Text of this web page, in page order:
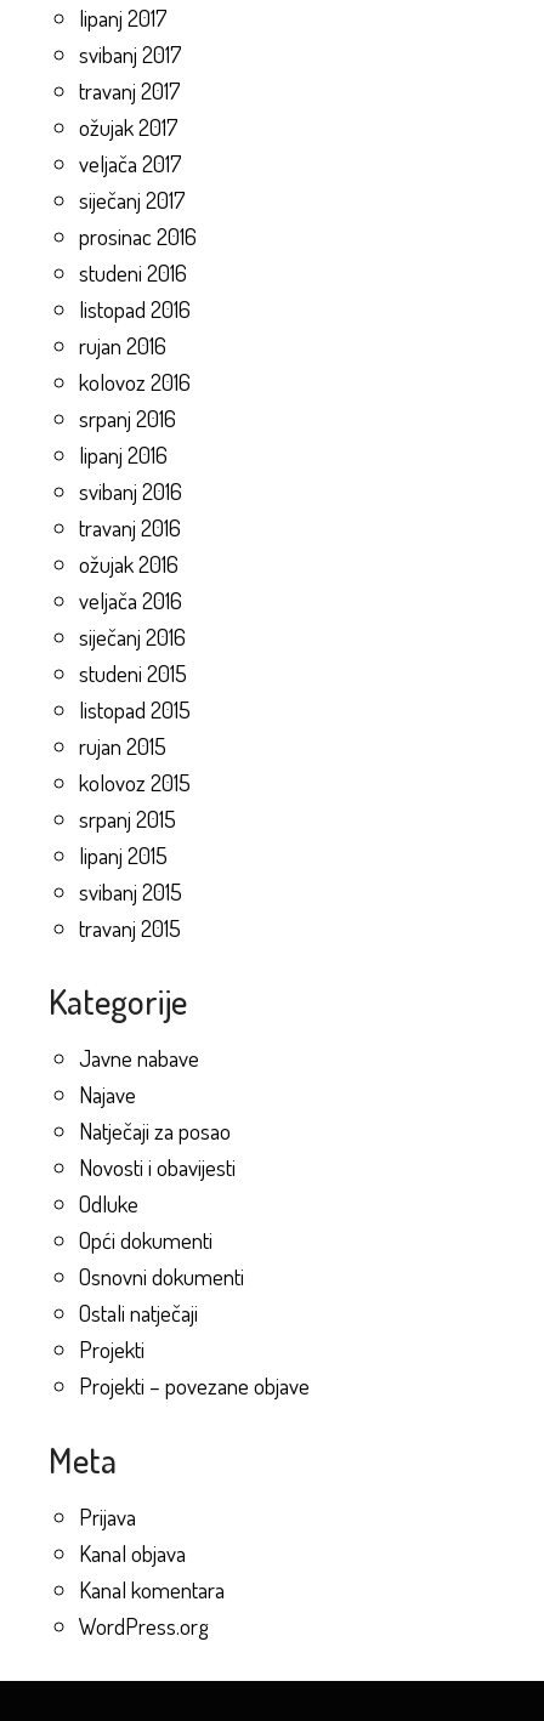
lipanj 2017
svibanj 2017
travanj 2017
ožujak 2017
veljača 2017
siječanj 2017
prosinac 2016
studeni 2016
listopad 2016
rujan 2016
kolovoz 2016
srpanj 2016
lipanj 2016
svibanj 2016
travanj 2016
ožujak 2016
veljača 2016
siječanj 2016
studeni 2015
listopad 2015
rujan 2015
kolovoz 2015
srpanj 2015
lipanj 2015
svibanj 2015
travanj 2015
Kategorije
Javne nabave
Najave
Natječaji za posao
Novosti i obavijesti
Odluke
Opći dokumenti
Osnovni dokumenti
Ostali natječaji
Projekti
Projekti – povezane objave
Meta
Prijava
Kanal objava
Kanal komentara
WordPress.org